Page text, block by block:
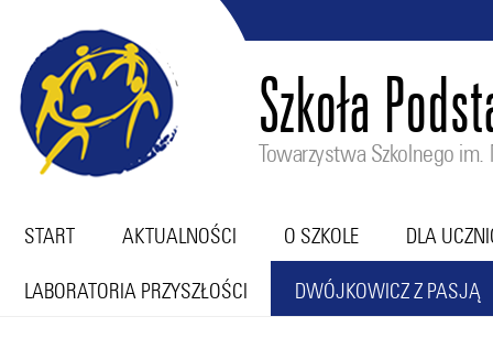
Szkoła
Towarzystwa Szkolnego im.
START AKTUALNOŚCI O SZKOLE DLA
LABORATORIA PRZYSZŁOŚCI DWÓJKOWICZ Z PASJĄ